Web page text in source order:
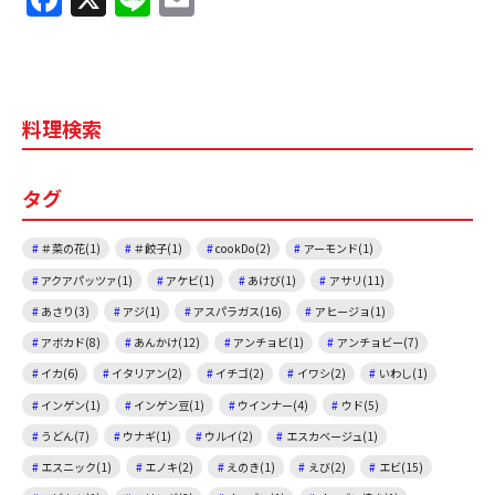
a
b
o
k
n
料理検索
タグ
＃菜の花(1) ＃餃子(1) cookDo(2)
アーモンド(1)
アクアパッツァ(1)
アケビ(1) あけび(1)
アサリ(11)
あさり(3)
アジ(1) アスパラガス(16)
アヒージョ(1)
アボカド(8)
あんかけ(12) アンチョビ(1)
アンチョビー(7)
イカ(6)
イタリアン(2) イチゴ(2) イワシ(2)
いわし(1)
インゲン(1)
インゲン豆(1) ウインナー(4)
ウド(5)
うどん(7)
ウナギ(1) ウルイ(2)
エスカベージュ(1)
エスニック(1)
エノキ(2) えのき(1) えび(2)
エビ(15)